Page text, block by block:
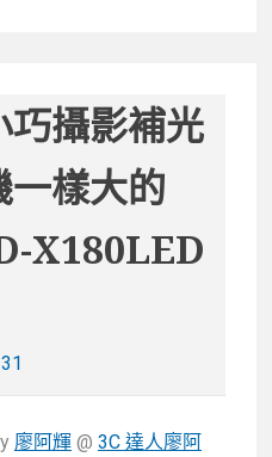
巧攝影補光
一樣大的
X180LED
廖阿輝 @ 3C 達人廖阿